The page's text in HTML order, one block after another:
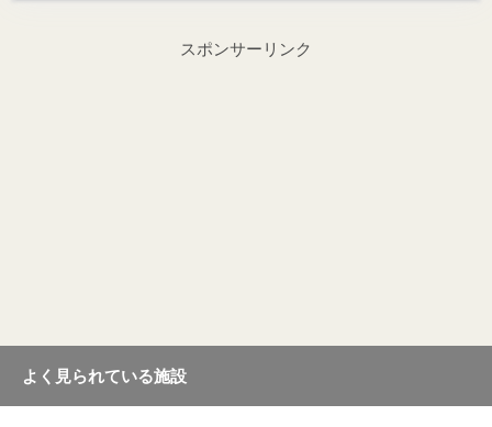
スポンサーリンク
よく見られている施設